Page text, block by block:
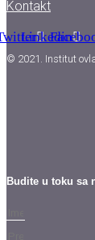
Kontakt
Linkedin
© 2021. Institut
Budite u toku sa